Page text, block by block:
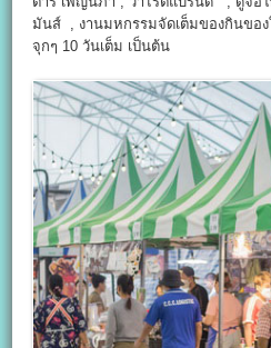
มันส์ , งานมหกรรมจัดเต็มของกินขอ
จุกๆ 10 วันเต็ม เป็นต้น